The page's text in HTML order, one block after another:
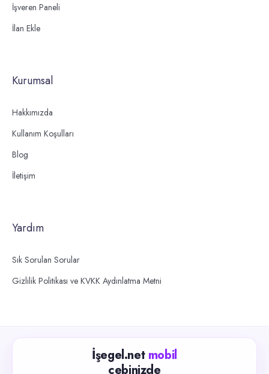
İşveren Paneli
İlan Ekle
Kurumsal
Hakkımızda
Kullanım Koşulları
Blog
İletişim
Yardım
Sık Sorulan Sorular
Gizlilik Politikası ve KVKK Aydınlatma Metni
İşegel.net mobil
cebinizde